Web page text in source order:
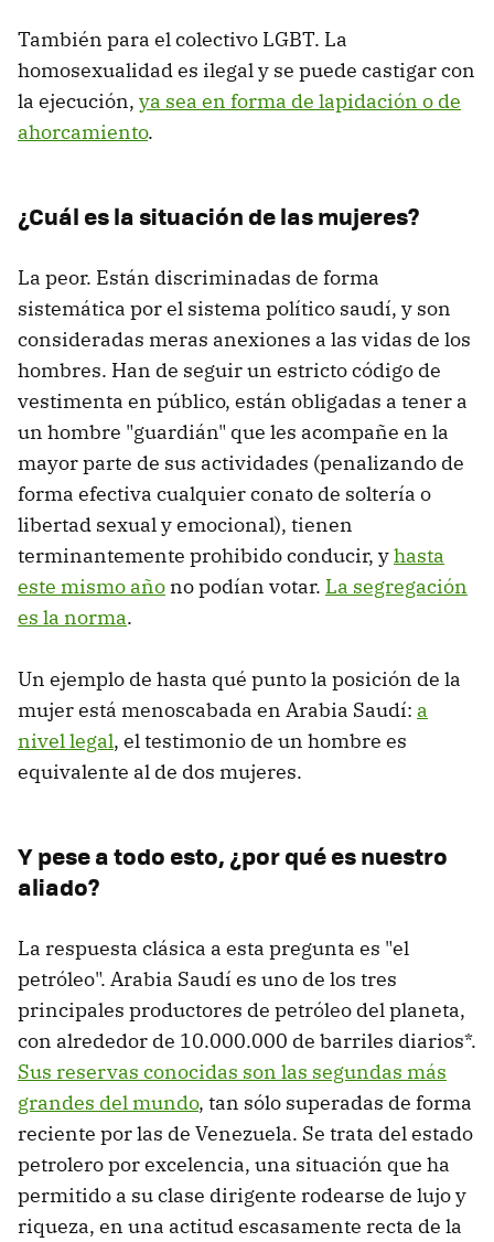
También para el colectivo LGBT. La
homosexualidad es ilegal y se puede castigar con
la ejecución, ya sea en forma de lapidación o de
ahorcamiento.
¿Cuál es la situación de las mujeres?
La peor. Están discriminadas de forma
sistemática por el sistema político saudí, y son
consideradas meras anexiones a las vidas de los
hombres. Han de seguir un estricto código de
vestimenta en público, están obligadas a tener a
un hombre "guardián" que les acompañe en la
mayor parte de sus actividades (penalizando de
forma efectiva cualquier conato de soltería o
libertad sexual y emocional), tienen
terminantemente prohibido conducir, yhasta
este mismo año no podían votar. La segregación
es la norma.
Un ejemplo de hasta qué punto la posición de la
mujer está menoscabada en Arabia Saudí: a
nivel legal, el testimonio de un hombre es
equivalente al de dos mujeres.
Y pese a todo esto, ¿por qué es nuestro
aliado?
La respuesta clásica a esta pregunta es "el
petróleo". Arabia Saudí es uno de los tres
principales productores de petróleo del planeta,
con alrededor de 10.000.000 de barriles diarios*.
Sus reservas conocidas son las segundas más
grandes del mundo, tan sólo superadas de forma
reciente por las de Venezuela. Se trata del estado
petrolero por excelencia, una situación que ha
permitido a su clase dirigente rodearse de lujo y
riqueza, en una actitud escasamente recta de la